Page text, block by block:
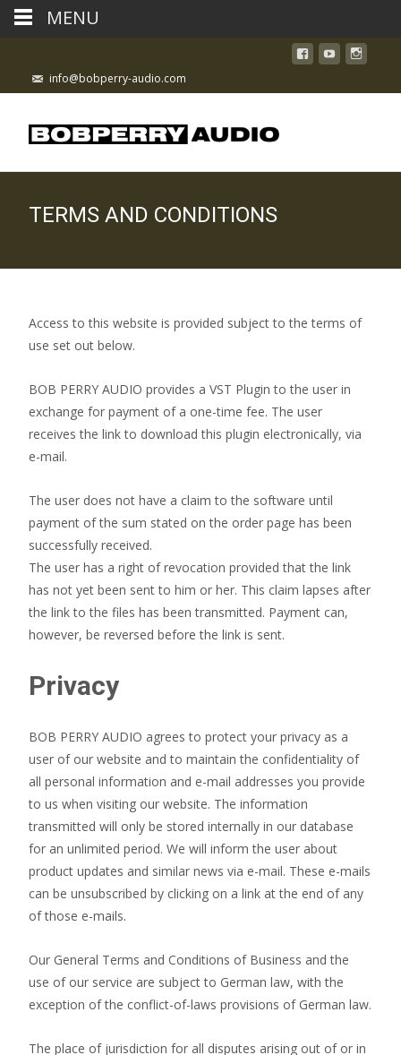
info@bobperry-audio.com
TERMS AND CONDITIONS
Access to this website is provided subject to the terms of
use set out below.
BOB PERRY AUDIO provides a VST Plugin to the user in
exchange for payment of a one-time fee. The user
receives the link to download this plugin electronically, via
e-mail.
The user does not have a claim to the software until
payment of the sum stated on the order page has been
successfully received.
The user has a right of revocation provided that the link
has not yet been sent to him or her. This claim lapses after
the link to the files has been transmitted. Payment can,
however, be reversed before the link is sent.
Privacy
BOB PERRY AUDIO agrees to protect your privacy as a
user of our website and to maintain the confidentiality of
all personal information and e-mail addresses you provide
to us when visiting our website. The information
transmitted will only be stored internally in our database
for an unlimited period. We will inform the user about
product updates and similar news via e-mail. These e-mails
can be unsubscribed by clicking on a link at the end of any
of those e-mails.
Our General Terms and Conditions of Business and the
use of our service are subject to German law, with the
exception of the conflict-of-laws provisions of German law.
The place of jurisdiction for all disputes arising out of or in
MENU